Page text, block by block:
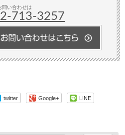
問い合わせは
713-3257
twitter Google+ LINE